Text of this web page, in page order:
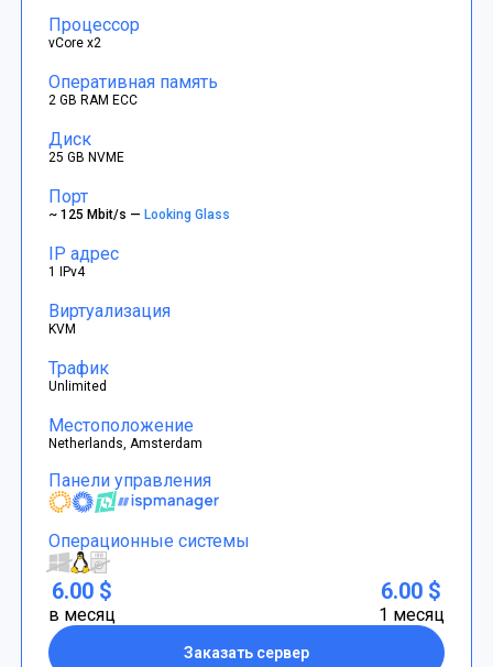
Процессор
vCore x2
Оперативная память
2 GB RAM ECC
Диск
25 GB NVME
Порт
~ 125 Mbit/s —Looking Glass
IP адрес
1 IPv4
Виртуализация
KVM
Трафик
Unlimited
Местоположение
Netherlands, Amsterdam
Панели управления
Операционные системы
6.00 $
в месяц
Заказать сервер
6.00 $
1 месяц